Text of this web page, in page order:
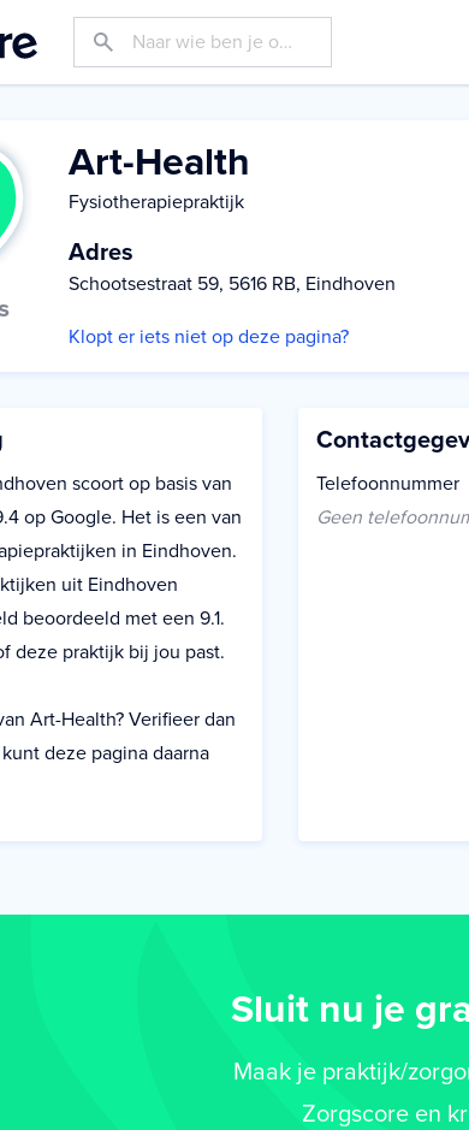
Art-Health
Fysiotherapiepraktijk
Adres
Schootsestraat 59, 5616 RB, Eindhoven
Klopt er iets niet op deze pagina?
scoort op basis van
op Google. Het is een van
in Eindhoven.
uit Eindhoven
beoordeeld met een 9.1.
deze praktijk bij jou past.
Art-Health? Verifieer dan
deze pagina daarna
Telefoonnummer
Geen
Sluit nu je
Maak je praktijk/
Zorgscore en